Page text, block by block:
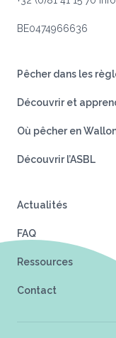
BE0474966636
Pêcher dans les
Découvrir et
Où pêcher en
Découvrir l’ASBL
Actualités
FAQ
Ressources
Contact